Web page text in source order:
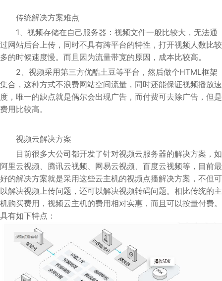
传统解决方案难点
1、视频存储在自己服务器：视频文件一般比较大，无法通
过网站后台上传，同时不具有跨平台的特性，打开视频人数比较
多的时候速度慢。而且因为流量带宽的原因，成本比较高。
2、视频采用第三方优酷土豆等平台，然后做个HTML框架
集合，这种方式不浪费网站空间流量，同时还能保证视频播放速
度，唯一的缺点就是偶尔会出现广告，而付费可去除广告，但是
费用比较高。
视频云解决方案
目前很多大公司都开发了针对视频云服务器的解决方案，如
阿里云视频、腾讯云视频、网易云视频、百度云视频等，目前最
好的解决方案就是采用这些云主机的视频点播解决方案，不但可
以解决视频上传问题，还可以解决视频转码问题。相比传统的主
机购买费用，视频云主机的费用相对实惠，而且可以按量付费。
具有如下特点：